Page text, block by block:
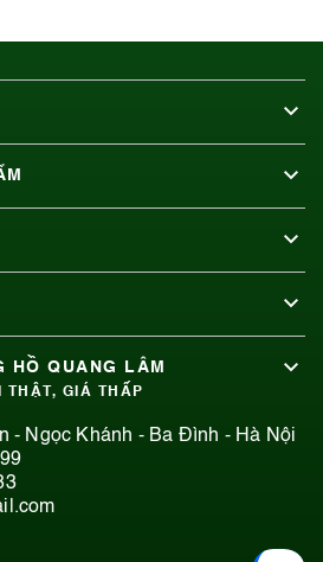
HỒ QUANG LÂM
THẬT, GIÁ THẤP
- Ngọc Khánh - Ba Đình - Hà Nội